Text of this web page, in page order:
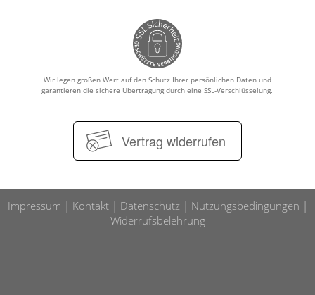
Wir legen großen Wert auf den Schutz Ihrer persönlichen Daten und
garantieren die sichere Übertragung durch eine SSL-Verschlüsselung.
Vertrag widerrufen
Impressum Kontakt Datenschutz
Nutzungsbedingungen
Widerrufsbelehrung